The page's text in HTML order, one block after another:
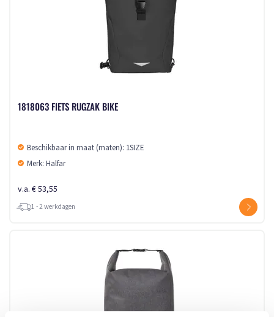
1818063 FIETS RUGZAK BIKE
Beschikbaar in maat (maten): 1SIZE
Merk: Halfar
v.a. € 53,55
1 - 2 werkdagen